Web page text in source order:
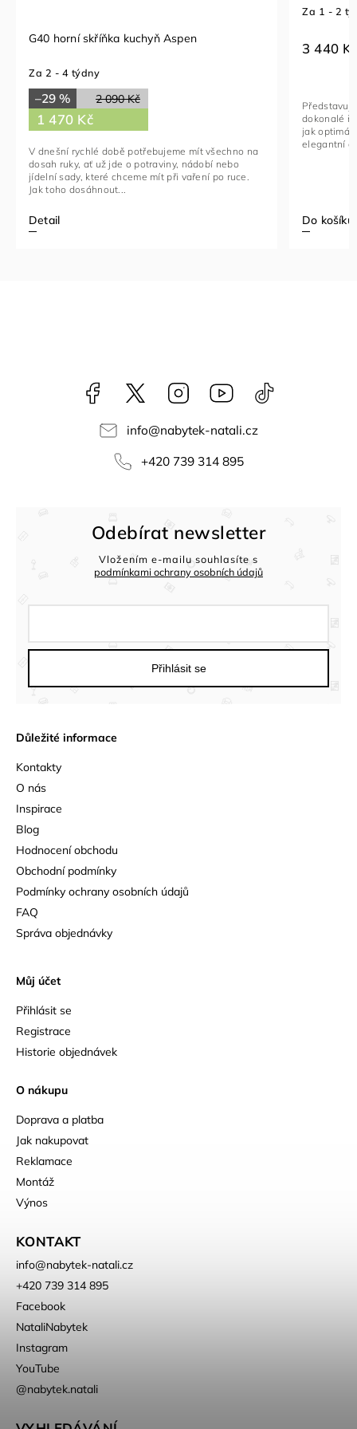
G40 horní skříňka kuchyň Aspen
Za 2 - 4 týdny
2 090 Kč
–29 %
1 470 Kč
Detail
V dnešní rychlé době potřebujeme mít všechno na
dosah ruky, ať už jde o potraviny, nádobí nebo
jídelní sady, které chceme mít při vaření po ruce.
Jak toho dosáhnout...
Za 1 - 2
3 440
Do košíku
dokonalé
jak
elegantní a
Facebook NataliNabytek
Instagram YouTube
info@nabytek-natali.cz
+420 739 314 895
Důležité informace
Kontakty
O nás
Inspirace
Blog
Hodnocení obchodu
Obchodní podmínky
Podmínky ochrany osobních údajů
FAQ
Správa objednávky
Můj účet
Přihlásit se
Registrace
Historie objednávek
O nákupu
Doprava a platba
Jak nakupovat
Reklamace
Montáž
Výnos
KONTAKT
info@nabytek-natali.cz
+420 739 314 895
Facebook
NataliNabytek
Instagram
YouTube
@nabytek.natali
Odebírat newsletter
Vložením e-mailu souhlasíte s
podmínkami ochrany osobních údajů
Přihlásit se